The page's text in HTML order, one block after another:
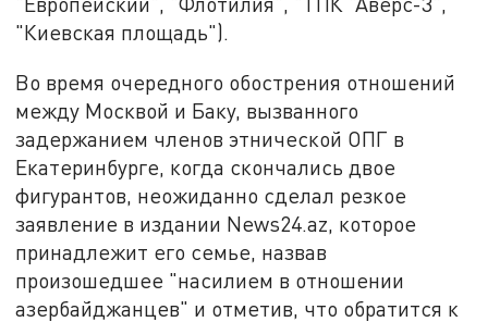
"Киевская площадь").
Во время очередного обострения отношений
между Москвой и Баку, вызванного
задержанием членов этнической ОПГ в
Екатеринбурге, когда скончались двое
фигурантов, неожиданно сделал резкое
заявление в издании News24.az, которое
принадлежит его семье, назвав
произошедшее "насилием в отношении
азербайджанцев" и отметив, что обратится к